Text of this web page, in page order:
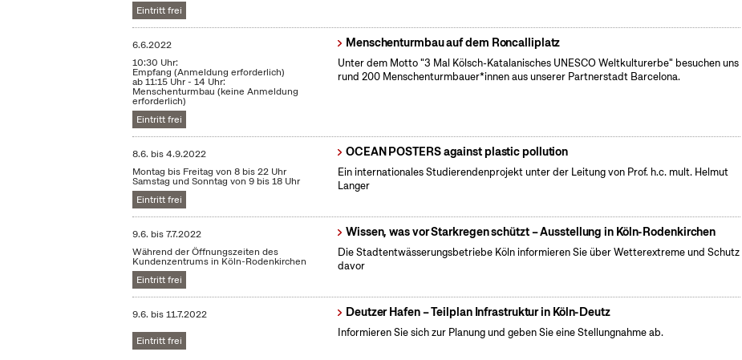
Eintritt frei
6.6.2022
10:30 Uhr:
Empfang (Anmeldung erforderlich)
ab 11:15 Uhr - 14 Uhr:
Menschenturmbau (keine Anmeldung
erforderlich)
Eintritt frei
Menschenturmbau auf dem Roncalliplatz
Unter dem Motto "3 Mal Kölsch-Katalanisches UNESCO Weltkulturerbe" besuchen uns
rund 200 Menschenturmbauer*innen aus unserer Partnerstadt Barcelona.
8.6. bis4.9.2022
Montag bis Freitag von 8 bis 22 Uhr
Samstag und Sonntag von 9 bis 18 Uhr
Eintritt frei
OCEAN POSTERS against plastic pollution
Ein internationales Studierendenprojekt unter der Leitung von Prof. h.c. mult. Helmut
Langer
9.6. bis7.7.2022
Während der Öffnungszeiten des
Kundenzentrums in Köln-Rodenkirchen
Eintritt frei
Wissen, was vor Starkregen schützt – Ausstellung in Köln-Rodenkirchen
Die Stadtentwässerungsbetriebe Köln informieren Sie über Wetterextreme und Schutz
davor
9.6. bis11.7.2022
Eintritt frei
Deutzer Hafen – Teilplan Infrastruktur in Köln-Deutz
Informieren Sie sich zur Planung und geben Sie eine Stellungnahme ab.